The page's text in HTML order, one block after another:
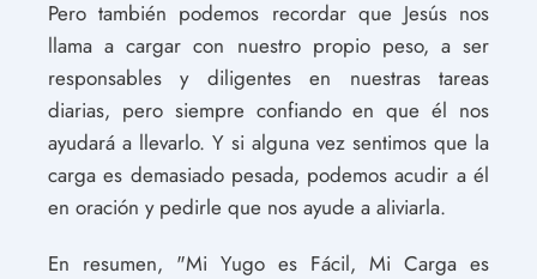
Pero también podemos recordar que Jesús nos
llama a cargar con nuestro propio peso, a ser
responsables y diligentes en nuestras tareas
diarias, pero siempre confiando en que él nos
ayudará a llevarlo. Y si alguna vez sentimos que la
carga es demasiado pesada, podemos acudir a él
en oración y pedirle que nos ayude a aliviarla.
En resumen, "Mi Yugo es Fácil, Mi Carga es